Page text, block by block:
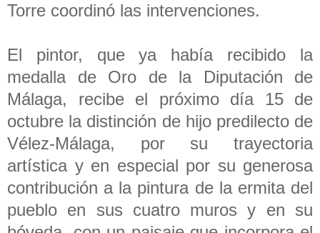
Torre coordinó las intervenciones.
El pintor, que ya había recibido la
medalla de Oro de la Diputación de
Málaga, recibe el próximo día 15 de
octubre la distinción de hijo predilecto de
Vélez-Málaga, por su trayectoria
artística y en especial por su generosa
contribución a la pintura de la ermita del
pueblo en sus cuatro muros y en su